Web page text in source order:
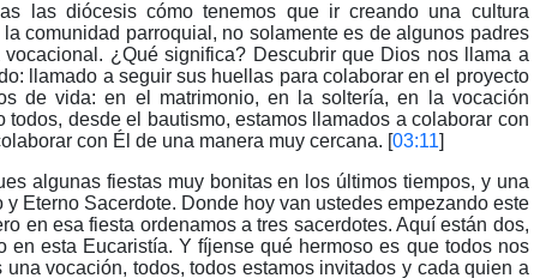
las diócesis cómo tenemos que ir creando una cultura
comunidad parroquial, no solamente es de algunos padres
¿Qué significa? Descubrir que Dios nos llama a
llamado a seguir sus huellas para colaborar en el proyecto
de vida: en el matrimonio, en la soltería, en la vocación
desde el bautismo, estamos llamados a colaborar con
con Él de una manera muy cercana. [03:11]
algunas fiestas muy bonitas en los últimos tiempos, y una
Eterno Sacerdote. Donde hoy van ustedes empezando este
en esa fiesta ordenamos a tres sacerdotes. Aquí están dos,
esta Eucaristía. Y fíjense qué hermoso es que todos nos
vocación, todos, todos estamos invitados y cada quien a